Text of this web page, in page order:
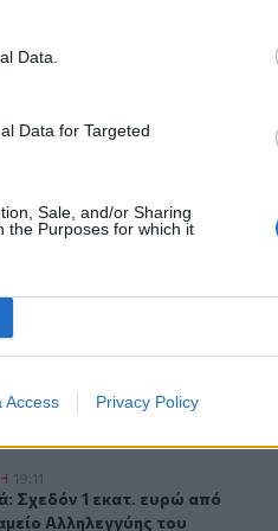
Data.
Data for Targeted
Sale, and/or Sharing
the Purposes for which it
Access Privacy Policy
Κληροδότημά του!
Δημιουργεί το πρώτο
- Μεγάλη κινητοποίηση από
Φωτιά στα Αχλάδια -
Φωτιά στα Αχλάδια -
έως την Κρήτη (Βίντεο)
από την Πορτογαλία έως
από το Ταμείο
19:11
Σχεδόν 1 εκατ. ευρώ από το
Σχεδόν 1 εκατ. ευρώ από
Αλληλεγγύης του